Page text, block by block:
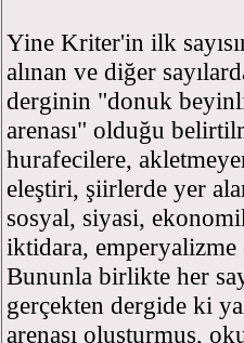
Yine Kriter'in ilk
alınan ve diğer
derginin "donuk
arenası" olduğu
hurafecilere,
eleştiri, şiirlerde yer
sosyal, siyasi,
iktidara,
Bununla birlikte her
gerçekten dergide ki
arenası oluşturmuş,